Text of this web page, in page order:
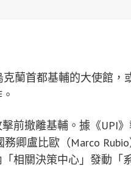
蘭首都基輔的大使館，
前撤離基輔。據《UPI
卿盧比歐（Marco Rubio
相關決策中心」發動「